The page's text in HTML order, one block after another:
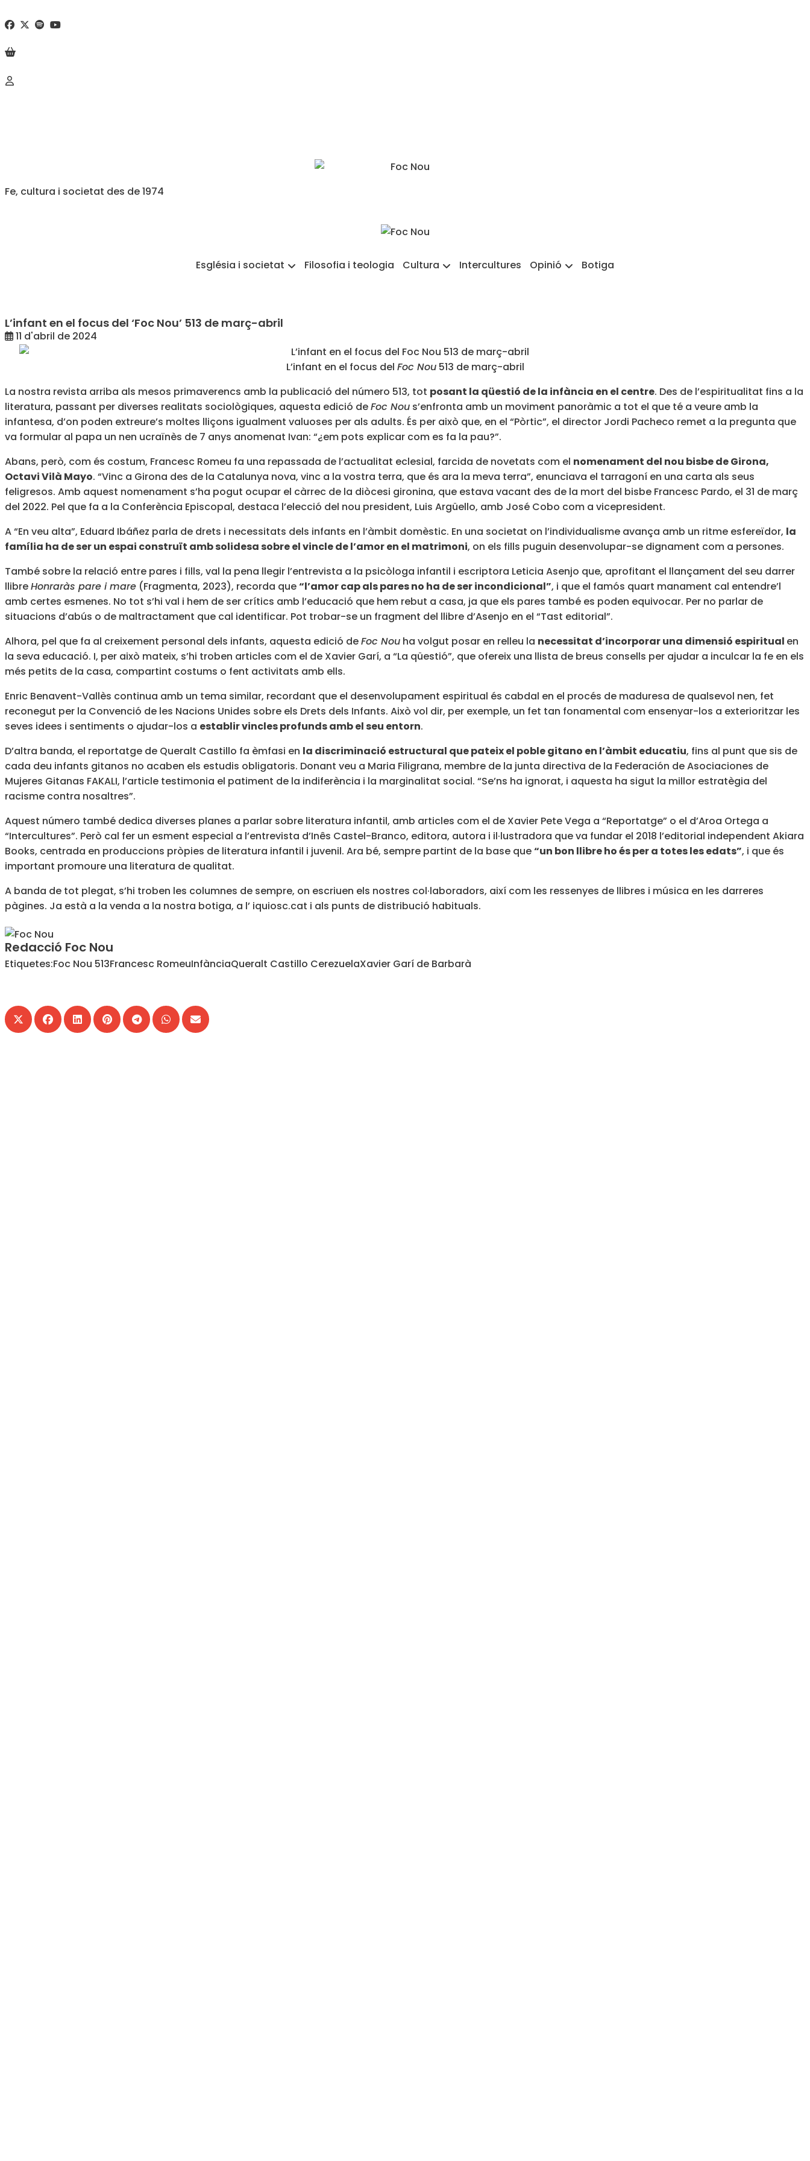
Fe, cultura i societat des de 1974
Església i societat Filosofia i teologia Cultura Intercultures Opinió Botiga
L’infant en el focus del ‘Foc Nou’ 513 de març-abril
11 d'abril de 2024
L’infant en el focus del Foc Nou513 de març-abril
La nostra revista arriba als mesos primaverencs amb la publicació del número 513, tot posant la qüestió de la infància en el centre. Des de l’espiritualitat fins a la
literatura, passant per diverses realitats sociològiques, aquesta edició deFoc Nou s’enfronta amb un moviment panoràmic a tot el que té a veure amb la
infantesa, d’on poden extreure’s moltes lliçons igualment valuoses per als adults. És per això que, en el “Pòrtic”, el director Jordi Pacheco remet a la pregunta que
va formular al papa un nen ucraïnès de 7 anys anomenat Ivan: “¿em pots explicar com es fa la pau?”.
Abans, però, com és costum, Francesc Romeu fa una repassada de l’actualitat eclesial, farcida de novetats com el nomenament del nou bisbe de Girona,
Octavi Vilà Mayo. “Vinc a Girona des de la Catalunya nova, vinc a la vostra terra, que és ara la meva terra”, enunciava el tarragoní en una carta als seus
feligresos. Amb aquest nomenament s’ha pogut ocupar el càrrec de la diòcesi gironina, que estava vacant des de la mort del bisbe Francesc Pardo, el 31 de març
del 2022. Pel que fa a la Conferència Episcopal, destaca l’elecció del nou president, Luis Argüello, amb José Cobo com a vicepresident.
A “En veu alta”, Eduard Ibáñez parla de drets i necessitats dels infants en l’àmbit domèstic. En una societat on l’individualisme avança amb un ritme esfereïdor, la
família ha de ser un espai construït amb solidesa sobre el vincle de l’amor en el matrimoni, on els fills puguin desenvolupar-se dignament com a persones.
També sobre la relació entre pares i fills, val la pena llegir l’entrevista a la psicòloga infantil i escriptora Leticia Asenjo que, aprofitant el llançament del seu darrer
llibreHonraràs pare i mare (Fragmenta, 2023), recorda que“l’amor cap als pares no ha de ser incondicional”, i que el famós quart manament cal entendre’l
amb certes esmenes. No tot s’hi val i hem de ser crítics amb l’educació que hem rebut a casa, ja que els pares també es poden equivocar. Per no parlar de
situacions d’abús o de maltractament que cal identificar. Pot trobar-se un fragment del llibre d’Asenjo en el “Tast editorial”.
Alhora, pel que fa al creixement personal dels infants, aquesta edició deFoc Nou ha volgut posar en relleu la necessitat d’incorporar una dimensió espiritual en
la seva educació. I, per això mateix, s’hi troben articles com el de Xavier Garí, a “La qüestió”, que ofereix una llista de breus consells per ajudar a inculcar la fe en els
més petits de la casa, compartint costums o fent activitats amb ells.
Enric Benavent-Vallès continua amb un tema similar, recordant que el desenvolupament espiritual és cabdal en el procés de maduresa de qualsevol nen, fet
reconegut per la Convenció de les Nacions Unides sobre els Drets dels Infants. Això vol dir, per exemple, un fet tan fonamental com ensenyar-los a exterioritzar les
seves idees i sentiments o ajudar-los a establir vincles profunds amb el seu entorn.
D’altra banda, el reportatge de Queralt Castillo fa èmfasi en la discriminació estructural que pateix el poble gitano en l’àmbit educatiu, fins al punt que sis de
cada deu infants gitanos no acaben els estudis obligatoris. Donant veu a Maria Filigrana, membre de la junta directiva de la Federación de Asociaciones de
Mujeres Gitanas FAKALI, l’article testimonia el patiment de la indiferència i la marginalitat social. “Se’ns ha ignorat, i aquesta ha sigut la millor estratègia del
racisme contra nosaltres”.
Aquest número també dedica diverses planes a parlar sobre literatura infantil, amb articles com el de Xavier Pete Vega a “Reportatge” o el d’Aroa Ortega a
“Intercultures”. Però cal fer un esment especial a l’entrevista d’Inês Castel-Branco, editora, autora i il·lustradora que va fundar el 2018 l’editorial independent Akiara
Books, centrada en produccions pròpies de literatura infantil i juvenil. Ara bé, sempre partint de la base que“un bon llibre ho és per a totes les edats”, i que és
important promoure una literatura de qualitat.
A banda de tot plegat, s’hi troben les columnes de sempre, on escriuen els nostres col·laboradors, així com les ressenyes de llibres i música en les darreres
pàgines. Ja està a la venda a la nostra botiga, a l’ iquiosc.cat i als punts de distribució habituals.
Redacció Foc Nou
Etiquetes:Foc Nou 513Francesc RomeuInfànciaQueralt Castillo CerezuelaXavier Garí de Barbarà